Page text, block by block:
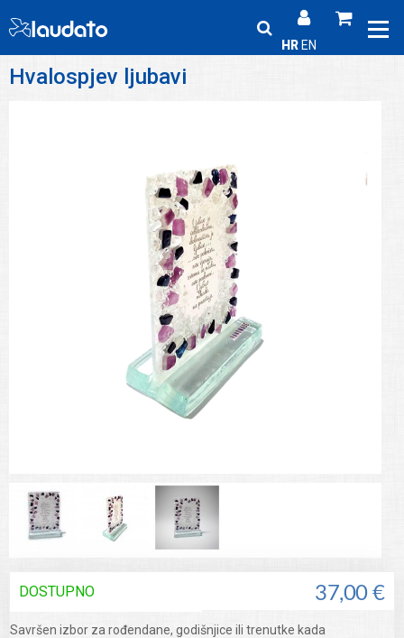
HR EN
Hvalospjev ljubavi
37,00 €
DOSTUPNO
Savršen izbor za rođendane, godišnjice ili trenutke kada